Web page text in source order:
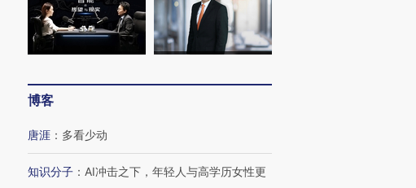
会，让数智科技“链”接产
【特别呈现】寻找100种
有意思的生活方式·第三对
CFO：不靠规模取胜，华
住三大增长引擎是什么？
博客
唐涯 ： 多看少动
知识分子 ： AI冲击之下，年轻人与高学历女性更